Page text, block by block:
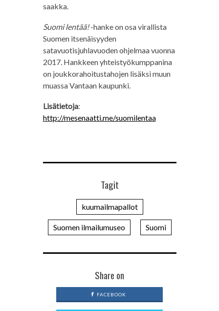
saakka.
Suomi lentää!-hanke on osa virallista
Suomen itsenäisyyden
satavuotisjuhlavuoden ohjelmaa vuonna
2017. Hankkeen yhteistyökumppanina
on joukkorahoitustahojen lisäksi muun
muassa Vantaan kaupunki.
Lisätietoja:
http://mesenaatti.me/suomilentaa
Tagit
kuumailmapallot
Suomen ilmailumuseo Suomi
Share on
FACEBOOK